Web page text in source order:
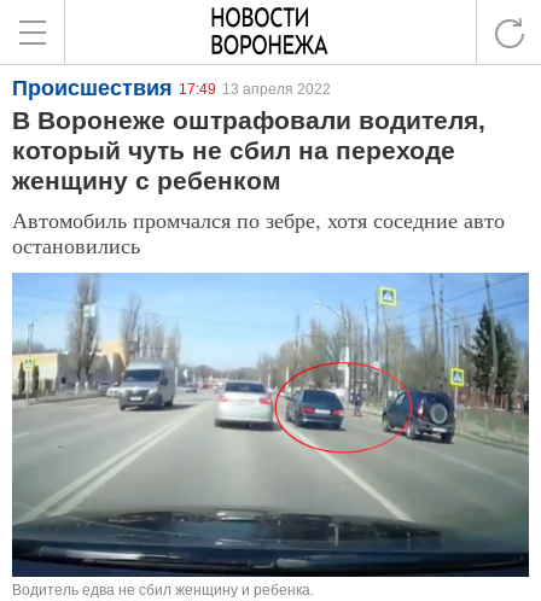
Происшествия 17:49 13 апреля 2022
В Воронеже оштрафовали водителя,
который чуть не сбил на переходе
женщину с ребенком
Автомобиль промчался по зебре, хотя соседние авто
остановились
Водитель едва не сбил женщину и ребенка.